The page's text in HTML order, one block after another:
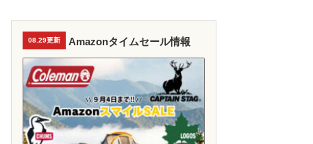
08.29更新 Amazonタイムセール情報